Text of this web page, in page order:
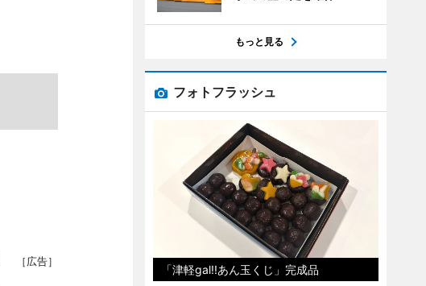
［広告］
もっと見る
フォトフラッシュ
「津軽gal!!あん玉くじ」完成品